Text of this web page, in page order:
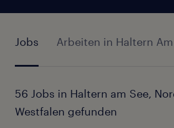
Jobs Arbeiten in Haltern
56 Jobs in Haltern am See,
Westfalen gefunden